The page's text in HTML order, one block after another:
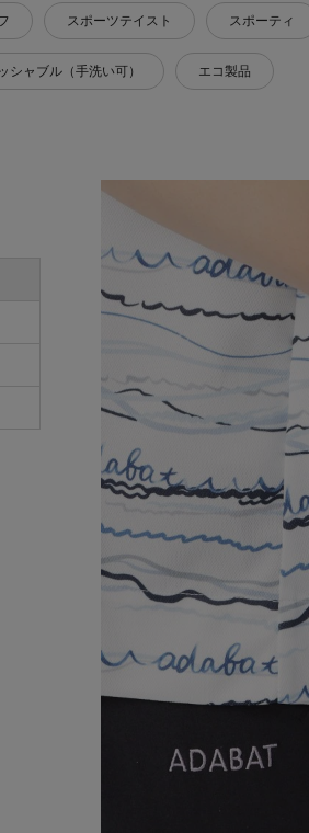
スポーツテイスト スポーティ
シャブル（手洗い可） エコ製品